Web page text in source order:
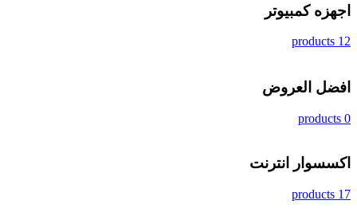
اجهزه كمبيوتر
12 products
افضل العروض
0 products
اكسسوار انترنت
17 products